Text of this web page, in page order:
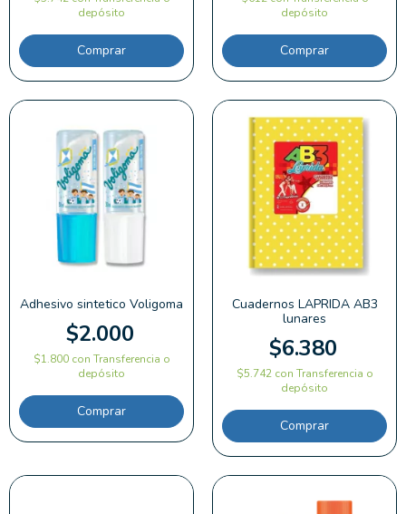
depósito
Comprar
depósito
Comprar
Adhesivo sintetico Voligoma
$2.000
$1.800 con Transferencia o
depósito
Comprar
Cuadernos LAPRIDA AB3
lunares
$6.380
$5.742 con Transferencia o
depósito
Comprar